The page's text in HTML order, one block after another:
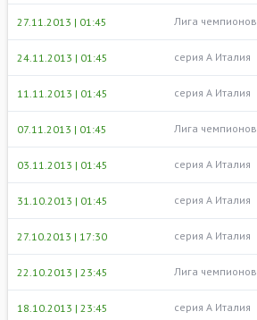
27.11.2013 | 01:45 Лига чемпионов
24.11.2013 | 01:45 серия А Италия
11.11.2013 | 01:45 серия А Италия
07.11.2013 | 01:45 Лига чемпионов
03.11.2013 | 01:45 серия А Италия
31.10.2013 | 01:45 серия А Италия
27.10.2013 | 17:30 серия А Италия
22.10.2013 | 23:45 Лига чемпионов
18.10.2013 | 23:45 серия А Италия